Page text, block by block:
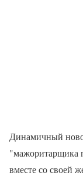
Динамичный
"мажоритарщика
вместе со своей